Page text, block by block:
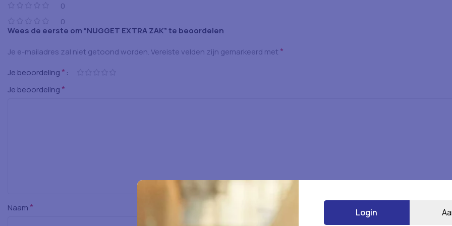
0
0
Wees de eerste om “NUGGET EXTRA ZAK” te beoordelen
Je e-mailadres zal niet getoond worden.Vereiste velden zijn gemarkeerd met *
Je beoordeling *
Je beoordeling *
Naam * E-mailLogin